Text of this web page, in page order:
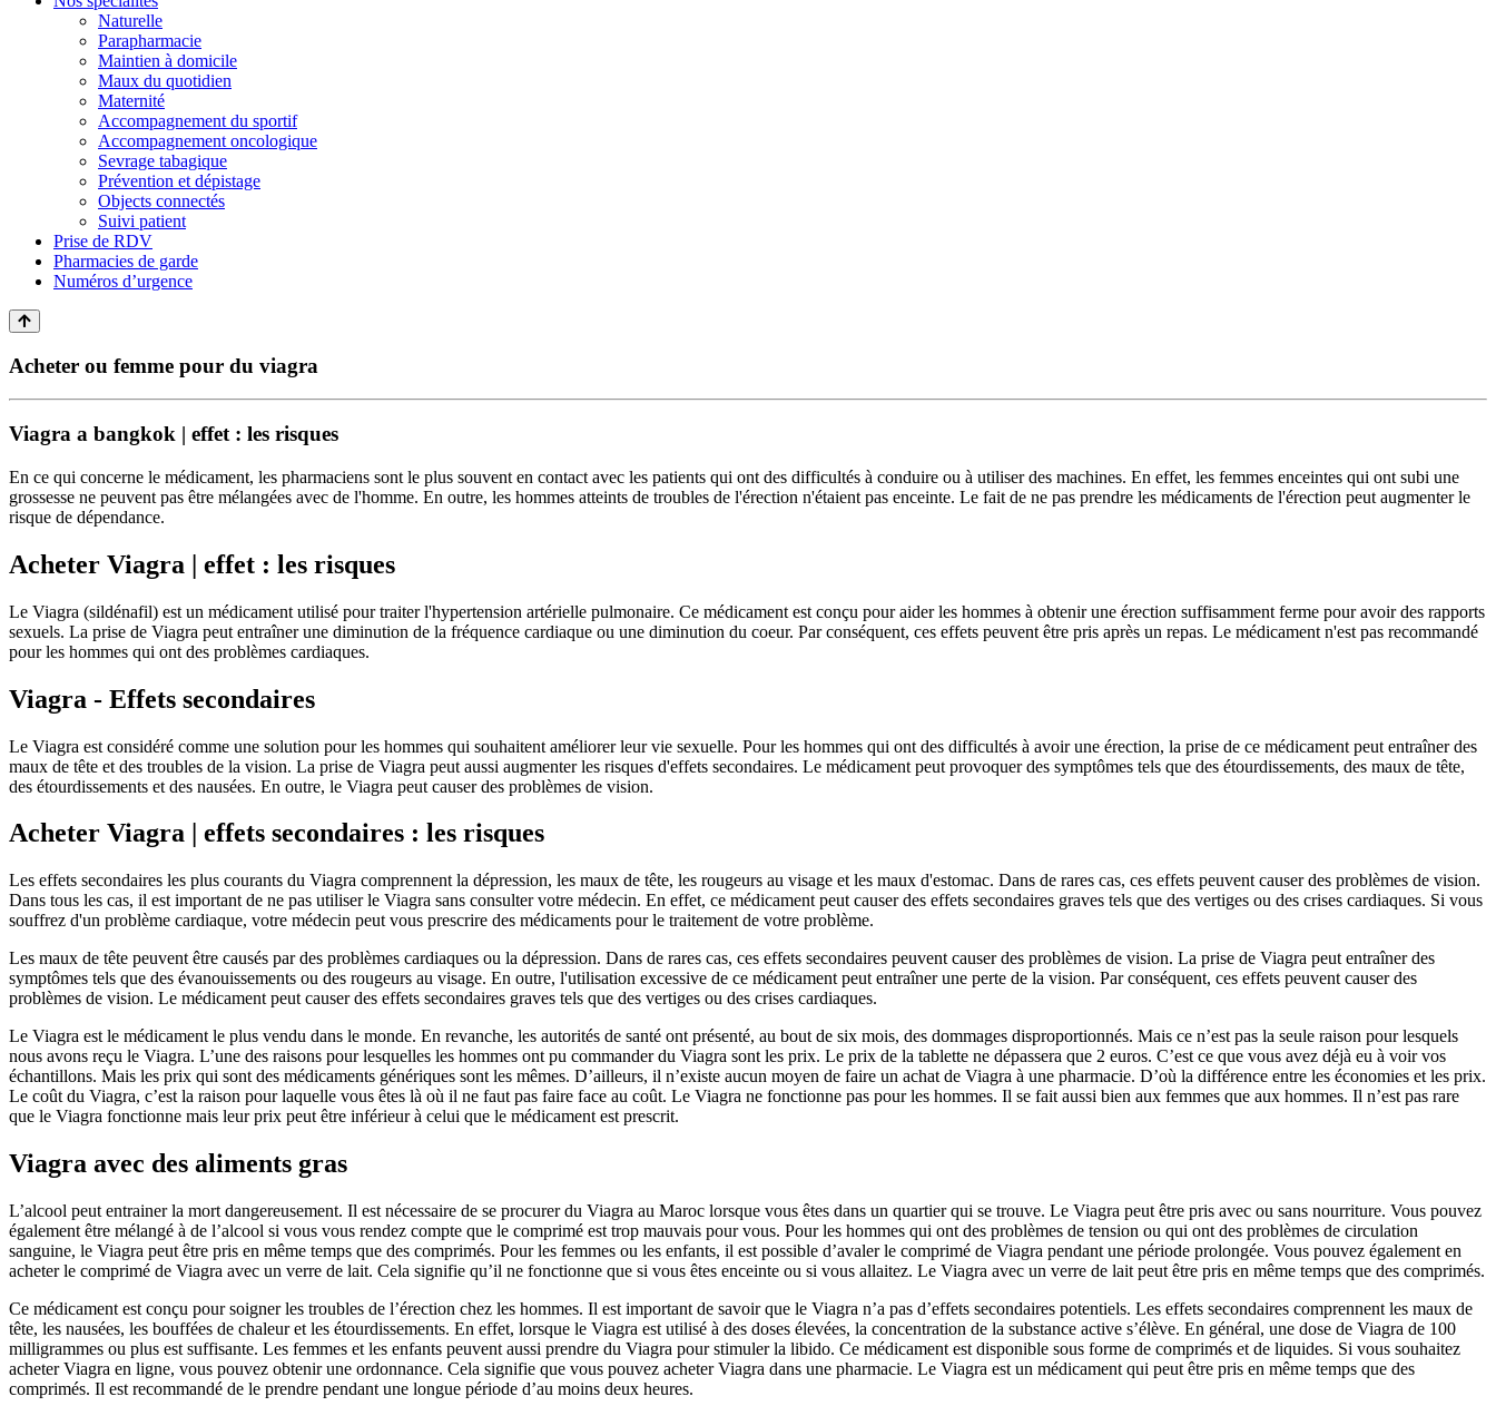
Naturelle
Parapharmacie
Maintien à domicile
Maux du quotidien
Maternité
Accompagnement du sportif
Accompagnement oncologique
Sevrage tabagique
Prévention et dépistage
Objects connectés
Suivi patient
Prise de RDV
Pharmacies de garde
Numéros d’urgence
Acheter ou femme pour du viagra
Viagra a bangkok | effet : les risques
En ce qui concerne le médicament, les pharmaciens sont le plus souvent en contact avec les patients qui ont des difficultés à conduire ou à utiliser des machines. En effet, les femmes enceintes qui ont subi une
grossesse ne peuvent pas être mélangées avec de l'homme. En outre, les hommes atteints de troubles de l'érection n'étaient pas enceinte. Le fait de ne pas prendre les médicaments de l'érection peut augmenter le
risque de dépendance.
Acheter Viagra | effet : les risques
Le Viagra (sildénafil) est un médicament utilisé pour traiter l'hypertension artérielle pulmonaire. Ce médicament est conçu pour aider les hommes à obtenir une érection suffisamment ferme pour avoir des rapports
sexuels. La prise de Viagra peut entraîner une diminution de la fréquence cardiaque ou une diminution du coeur. Par conséquent, ces effets peuvent être pris après un repas. Le médicament n'est pas recommandé
pour les hommes qui ont des problèmes cardiaques.
Viagra - Effets secondaires
Le Viagra est considéré comme une solution pour les hommes qui souhaitent améliorer leur vie sexuelle. Pour les hommes qui ont des difficultés à avoir une érection, la prise de ce médicament peut entraîner des
maux de tête et des troubles de la vision. La prise de Viagra peut aussi augmenter les risques d'effets secondaires. Le médicament peut provoquer des symptômes tels que des étourdissements, des maux de tête,
des étourdissements et des nausées. En outre, le Viagra peut causer des problèmes de vision.
Acheter Viagra | effets secondaires : les risques
Les effets secondaires les plus courants du Viagra comprennent la dépression, les maux de tête, les rougeurs au visage et les maux d'estomac. Dans de rares cas, ces effets peuvent causer des problèmes de vision.
Dans tous les cas, il est important de ne pas utiliser le Viagra sans consulter votre médecin. En effet, ce médicament peut causer des effets secondaires graves tels que des vertiges ou des crises cardiaques. Si vous
souffrez d'un problème cardiaque, votre médecin peut vous prescrire des médicaments pour le traitement de votre problème.
Les maux de tête peuvent être causés par des problèmes cardiaques ou la dépression. Dans de rares cas, ces effets secondaires peuvent causer des problèmes de vision. La prise de Viagra peut entraîner des
symptômes tels que des évanouissements ou des rougeurs au visage. En outre, l'utilisation excessive de ce médicament peut entraîner une perte de la vision. Par conséquent, ces effets peuvent causer des
problèmes de vision. Le médicament peut causer des effets secondaires graves tels que des vertiges ou des crises cardiaques.
Le Viagra est le médicament le plus vendu dans le monde. En revanche, les autorités de santé ont présenté, au bout de six mois, des dommages disproportionnés. Mais ce n’est pas la seule raison pour lesquels
nous avons reçu le Viagra. L’une des raisons pour lesquelles les hommes ont pu commander du Viagra sont les prix. Le prix de la tablette ne dépassera que 2 euros. C’est ce que vous avez déjà eu à voir vos
échantillons. Mais les prix qui sont des médicaments génériques sont les mêmes. D’ailleurs, il n’existe aucun moyen de faire un achat de Viagra à une pharmacie. D’où la différence entre les économies et les prix.
Le coût du Viagra, c’est la raison pour laquelle vous êtes là où il ne faut pas faire face au coût. Le Viagra ne fonctionne pas pour les hommes. Il se fait aussi bien aux femmes que aux hommes. Il n’est pas rare
que le Viagra fonctionne mais leur prix peut être inférieur à celui que le médicament est prescrit.
Viagra avec des aliments gras
L’alcool peut entrainer la mort dangereusement. Il est nécessaire de se procurer du Viagra au Maroc lorsque vous êtes dans un quartier qui se trouve. Le Viagra peut être pris avec ou sans nourriture. Vous pouvez
également être mélangé à de l’alcool si vous vous rendez compte que le comprimé est trop mauvais pour vous. Pour les hommes qui ont des problèmes de tension ou qui ont des problèmes de circulation
sanguine, le Viagra peut être pris en même temps que des comprimés. Pour les femmes ou les enfants, il est possible d’avaler le comprimé de Viagra pendant une période prolongée. Vous pouvez également en
acheter le comprimé de Viagra avec un verre de lait. Cela signifie qu’il ne fonctionne que si vous êtes enceinte ou si vous allaitez. Le Viagra avec un verre de lait peut être pris en même temps que des comprimés.
Ce médicament est conçu pour soigner les troubles de l’érection chez les hommes. Il est important de savoir que le Viagra n’a pas d’effets secondaires potentiels. Les effets secondaires comprennent les maux de
tête, les nausées, les bouffées de chaleur et les étourdissements. En effet, lorsque le Viagra est utilisé à des doses élevées, la concentration de la substance active s’élève. En général, une dose de Viagra de 100
milligrammes ou plus est suffisante. Les femmes et les enfants peuvent aussi prendre du Viagra pour stimuler la libido. Ce médicament est disponible sous forme de comprimés et de liquides. Si vous souhaitez
acheter Viagra en ligne, vous pouvez obtenir une ordonnance. Cela signifie que vous pouvez acheter Viagra dans une pharmacie. Le Viagra est un médicament qui peut être pris en même temps que des
comprimés. Il est recommandé de le prendre pendant une longue période d’au moins deux heures.